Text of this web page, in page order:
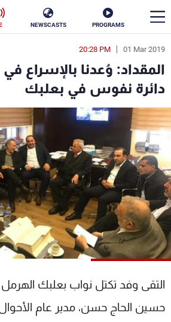
PROGRAMS
NEWSCASTS
01 Mar 2019
20:28 PM
المقداد: وُعدنا بالإسراع
دائرة نفوس في بعلبك
التقى وفد تكتل نواب بعلبك الهرمل
حسين الحاج حسن، مدير عام
en
الأخبار
سياسة ناس
إقتصاد فن
منوعات رياضة
كأس العالم
البرامج
جدول البرامج
شاهد البرامج